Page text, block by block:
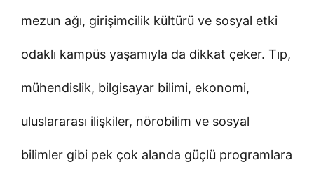
mezun ağı, girişimcilik kültürü ve sosyal etki
odaklı kampüs yaşamıyla da dikkat çeker. Tıp,
mühendislik, bilgisayar bilimi, ekonomi,
uluslararası ilişkiler, nörobilim ve sosyal
bilimler gibi pek çok alanda güçlü programlara